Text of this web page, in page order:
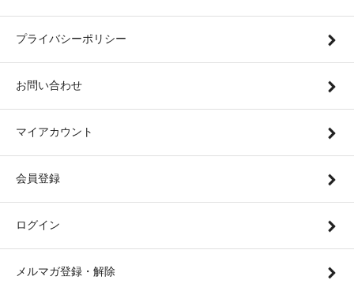
プライバシーポリシー
お問い合わせ
マイアカウント
会員登録
ログイン
メルマガ登録・解除